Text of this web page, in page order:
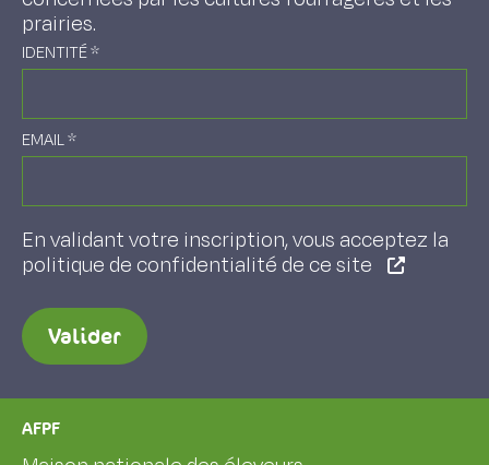
prairies.
IDENTITÉ*
EMAIL*
En validant votre inscription, vous acceptez la
politique de confidentialité de ce site
Valider
AFPF